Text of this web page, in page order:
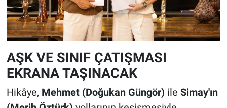
AŞK VE SINIF ÇATIŞMASI
EKRANA TAŞINACAK
Hikâye, Mehmet (Doğukan Güngör) ile Simay'ın